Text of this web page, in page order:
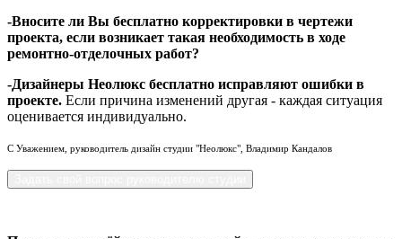
-Вносите ли Вы бесплатно корректировки в чертежи
проекта, если возникает такая необходимость в ходе
ремонтно-отделочных работ?
-Дизайнеры Неолюкс бесплатно исправляют ошибки в
проекте. Если причина изменений другая - каждая ситуация
оценивается индивидуально.
С Уважением, руководитель дизайн студии "Неолюкс", Владимир Кандалов